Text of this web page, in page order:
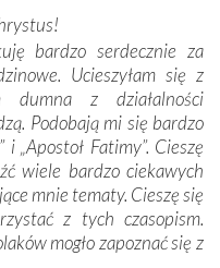
Maryja swoją opieką
wszystkie nacje, które
osobę, która zawierza
wierności Bogu i
Trudne momenty w
przypominają o
o własną duszę i o łaskę
pomyślność –
Odstępstwo owocuje
bardzo serdecznie za
Ucieszyłam się z
dumna z działalności
Podobają mi się bardzo
„Apostoł Fatimy”. Cieszę
wiele bardzo ciekawych
mnie tematy. Cieszę się
z tych czasopism.
mogło zapoznać się z